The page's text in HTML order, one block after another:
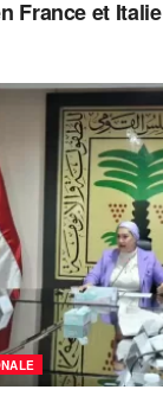
France et Italie